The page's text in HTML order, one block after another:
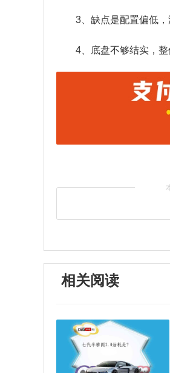
3、缺点是配置偏低
4、底盘不够结实，
相关阅读